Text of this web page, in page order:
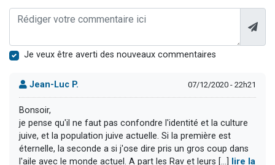
Je veux être averti des nouveaux commentaires
Jean-Luc P. 07/12/2020 - 22h21
Bonsoir,
je pense qu'il ne faut pas confondre l'identité et la culture
juive, et la population juive actuelle. Si la première est
éternelle, la seconde a si j'ose dire pris un gros coup dans
l'aile avec le monde actuel. A part les Rav et leurs [...]
lire la